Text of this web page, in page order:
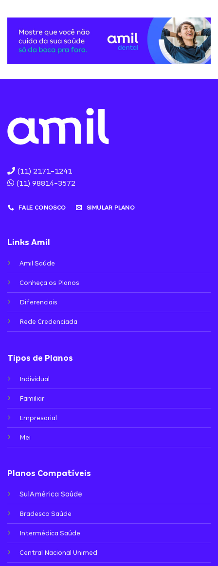
(11) 2171-1241
(11) 98814-3572
FALE CONOSCO SIMULAR PLANO
Links Amil
Amil Saúde
Conheça os Planos
Diferenciais
Rede Credenciada
Tipos de Planos
Individual
Familiar
Empresarial
Mei
Planos Compatíveis
SulAmérica Saúde
Bradesco Saúde
Intermédica Saúde
Central Nacional Unimed